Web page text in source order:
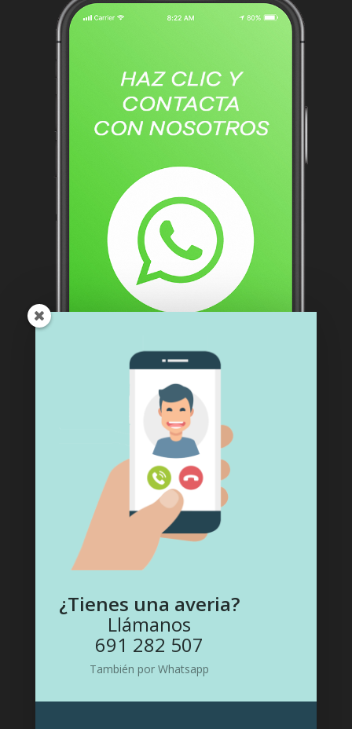
ASOCIACIONES Y REGISTROS
¿Tienes una averia?
Llámanos
691 282 507
También por Whatsapp